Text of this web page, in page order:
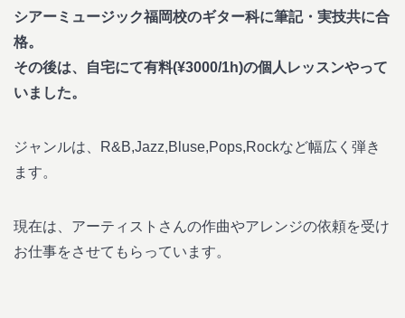
シアーミュージック福岡校のギター科に筆記・実技共に合
格。
その後は、自宅にて有料(¥3000/1h)の個人レッスンやって
いました。
ジャンルは、R&B,Jazz,Bluse,Pops,Rockなど幅広く弾き
ます。
現在は、アーティストさんの作曲やアレンジの依頼を受け
お仕事をさせてもらっています。